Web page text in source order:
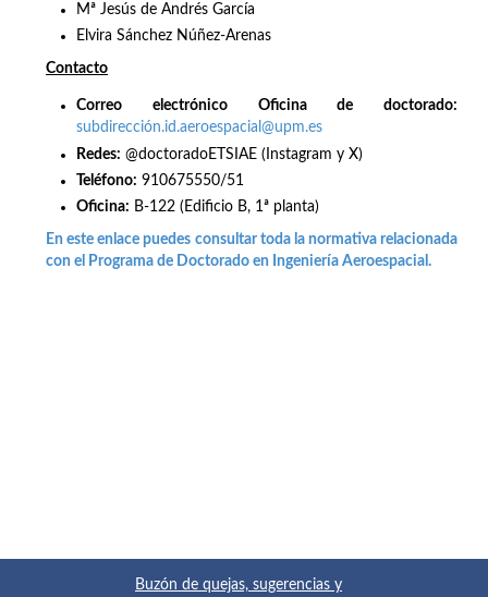
Mª Jesús de Andrés García
Elvira Sánchez Núñez-Arenas
Contacto
Correo electrónico Oficina de doctorado:
subdirección.id.aeroespacial@upm.es
Redes: @doctoradoETSIAE (Instagram y X)
Teléfono: 910675550/51
Oficina: B-122 (Edificio B, 1ª planta)
En este enlace puedes consultar toda la normativa relacionada
con el Programa de Doctorado en Ingeniería Aeroespacial.
Buzón de quejas, sugerencias y